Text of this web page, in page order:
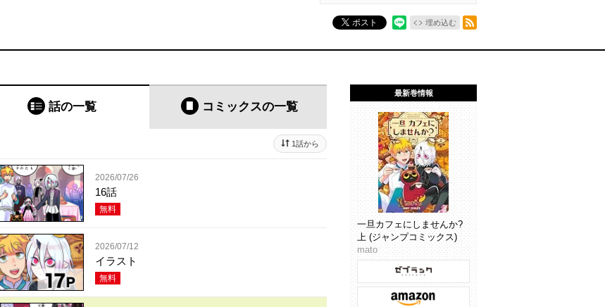
ポスト 埋め込む
話の一覧 コミックスの一覧
1話から
2026/07/26
16話
無料
2026/07/12
イラスト
無料
最新巻情報
一旦カフェにしませんか?
上 (ジャンプコミックス)
mato